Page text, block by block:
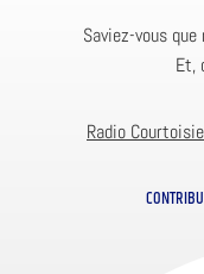
Saviez-vous
Et,
Radio